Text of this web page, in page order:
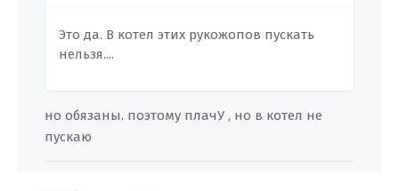
Это да. В котел этих рукожопов пускать
нельзя....
но обязаны. поэтому плачУ , но в котел не
пускаю